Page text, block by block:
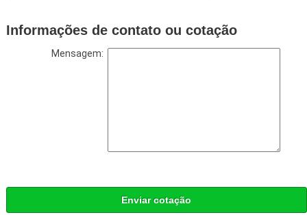
Informações de contato ou cotação
Mensagem:
Enviar cotação